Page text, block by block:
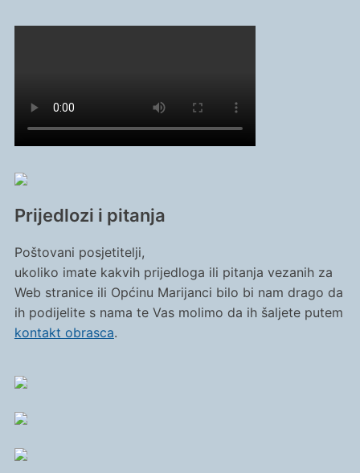
Prijedlozi i pitanja
Poštovani posjetitelji,
ukoliko imate kakvih prijedloga ili pitanja vezanih za
Web stranice ili Općinu Marijanci bilo bi nam drago da
ih podijelite s nama te Vas molimo da ih šaljete putem
kontakt obrasca.